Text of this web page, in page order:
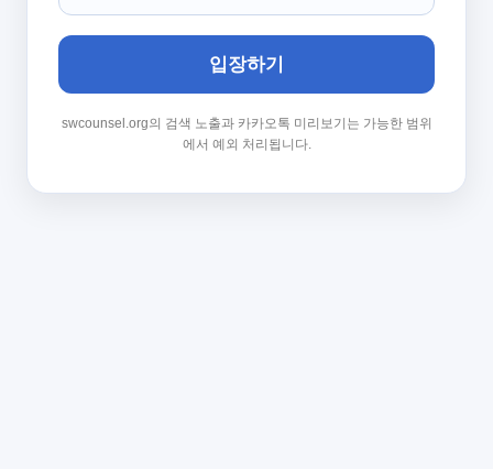
입장하기
swcounsel.org의 검색 노출과 카카오톡 미리보기는 가능한 범위
에서 예외 처리됩니다.